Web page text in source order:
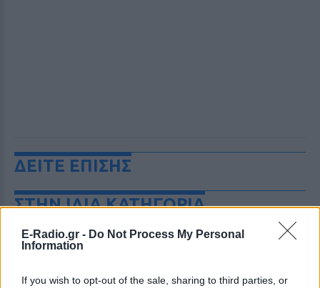
E-Radio.gr - Do Not Process My Personal
Information
If you wish to opt-out of the sale, sharing to third parties, or
ΔΕΙΤΕ ΕΠΙΣΗΣ
ΣΤΗΝ ΙΔΙΑ ΚΑΤΗΓΟΡΙΑ
Πού εξαφανίστηκε η Dido; Η
άλλαξε ζωή